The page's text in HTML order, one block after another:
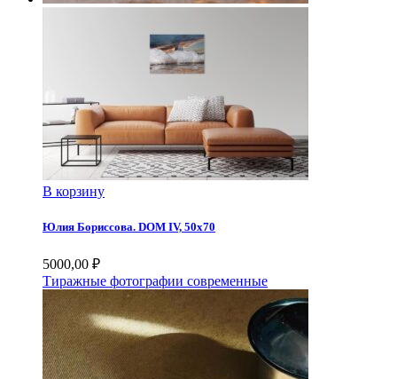
В корзину
Юлия Бориссова. DOM IV, 50х70
5000,00 ₽
Тиражные фотографии современные